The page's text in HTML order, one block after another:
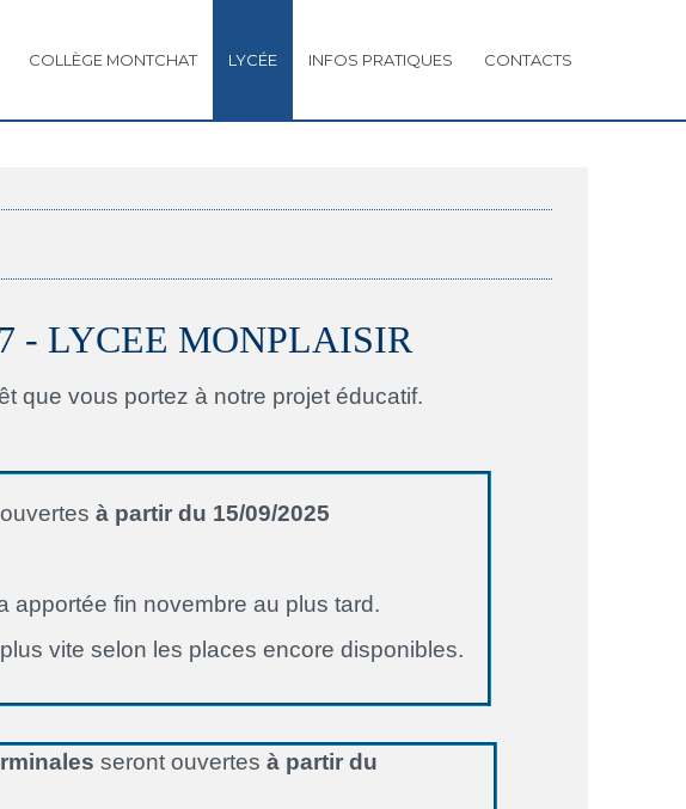
COLLÈGE MONTCHAT LYCÉE INFOS PRATIQUES CONTACTS
- LYCEE MONPLAISIR
que vous portez à notre projet éducatif.
à partir du 15/09/2025
apportée fin novembre au plus tard.
vite selon les places encore disponibles.
seront ouvertes à partir du